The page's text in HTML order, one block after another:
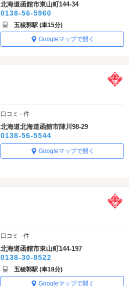
北海道函館市東山町144-34
0138-56-5960
五稜郭駅 (車15分)
Googleマップで開く
口コミ - 件
北海道北海道函館市陣川98-29
0138-56-5544
Googleマップで開く
口コミ - 件
北海道函館市東山町144-197
0138-30-8522
五稜郭駅 (車18分)
Googleマップで開く